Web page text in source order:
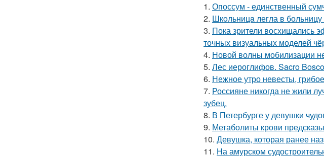
1. Опоссум - единственный
2. Шкoльницa легла в
3. Пока зрители восхищались
точных визуальных моделей
4. Новой волны мобилизации
5. Лес иероглифов. Sacro
6. Нежное утро невесты,
7. Россияне никогда не жили
зубец.
8. В Петербурге у девушки
9. Метаболиты крови
10. Девушка, которая ранее
11. На амурском